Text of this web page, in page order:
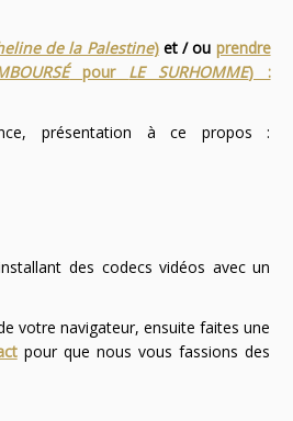
de la Palestine)et / ou prendre
pour LE SURHOMME) :
présentation à ce propos :
des codecs vidéos avec un
votre navigateur, ensuite faites une
pour que nous vous fassions des